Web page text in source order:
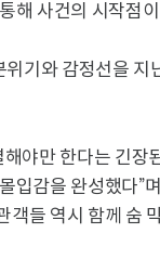
해 사건의 시작점
기와 감정선을
야만 한다는 긴장
감을 완성했다”
들 역시 함께 숨